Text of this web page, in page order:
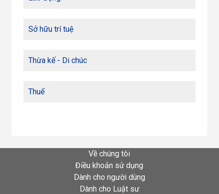
Sở hữu trí tuệ
Thừa kế - Di chúc
Thuế
Về chúng tôi
Điều khoản sử dụng
Dành cho người dùng
Dành cho Luật sư